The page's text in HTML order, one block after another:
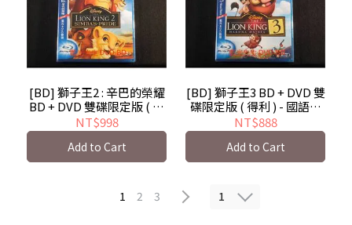
[BD] 獅子王2 : 辛巴的榮耀
BD + DVD 雙碟限定版 ( 得
利 ) The Lion King II :
Simba`s Pride
NT$998
Add to Cart
[BD] 獅子王3 BD + DVD 雙
碟限定版 ( 得利 ) - 國語發
音 Lion King 3 : Hakuna
Matata
NT$888
Add to Cart
1 2 3 1